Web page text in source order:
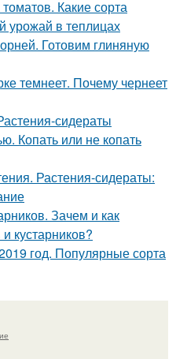
Какие сорта
урожай в теплицах
Готовим глиняную
темнеет. Почему чернеет
сидераты
Копать или не копать
Растения-сидераты:
Зачем и как
кустарников?
год. Популярные сорта